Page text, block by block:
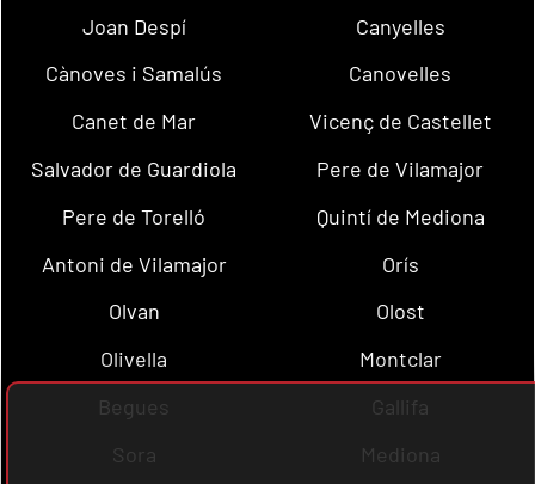
Joan Despí
Canyelles
Cànoves i Samalús
Canovelles
Canet de Mar
Vicenç de Castellet
Salvador de Guardiola
Pere de Vilamajor
Pere de Torelló
Quintí de Mediona
Antoni de Vilamajor
Orís
Olvan
Olost
Olivella
Montclar
Begues
Gallifa
Sora
Mediona